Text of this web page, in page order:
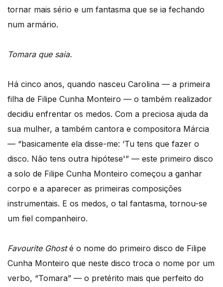
tornar mais sério e um fantasma que se ia fechando
num armário.
Tomara que saia.
Há cinco anos, quando nasceu Carolina — a primeira
filha de Filipe Cunha Monteiro — o também realizador
decidiu enfrentar os medos. Com a preciosa ajuda da
sua mulher, a também cantora e compositora Márcia
— “basicamente ela disse-me: ‘Tu tens que fazer o
disco. Não tens outra hipótese'” — este primeiro disco
a solo de Filipe Cunha Monteiro começou a ganhar
corpo e a aparecer as primeiras composições
instrumentais. E os medos, o tal fantasma, tornou-se
um fiel companheiro.
Favourite Ghosté o nome do primeiro disco de Filipe
Cunha Monteiro que neste disco troca o nome por um
verbo, “Tomara” — o pretérito mais que perfeito do